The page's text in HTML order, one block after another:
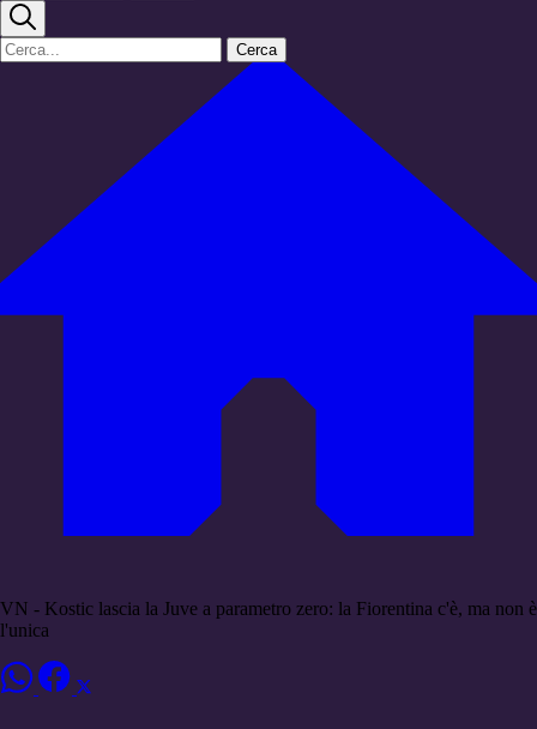
Cerca
VN - Kostic lascia la Juve a parametro zero: la Fiorentina c'è, ma non è
l'unica